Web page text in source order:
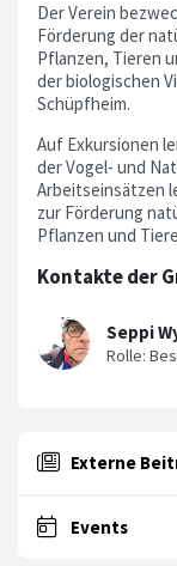
Der Verein
Förderung der
Pflanzen, Tieren
der biologischen
Schüpfheim.
Auf Exkursionen
der Vogel- und
Arbeitseinsätzen
zur Förderung
Pflanzen und
Kontakte der
Seppi
Externe
Events